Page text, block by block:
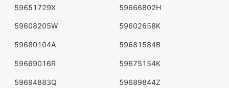
59651729X 59666802H
59608205W 59602658K
59680104A 59681584B
59669016R 59675154K
59694883Q 59689844Z